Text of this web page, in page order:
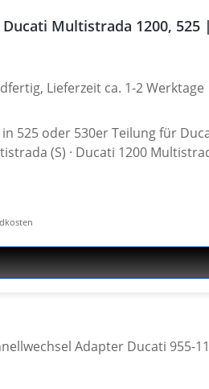
Ducati Multistrada 1200, 525
Lieferzeit ca. 1-2 Werktage
für Ducati Multistrada 1200. Verschiedene Zähnezahlen lieferbar.
(S) · Ducati 1200